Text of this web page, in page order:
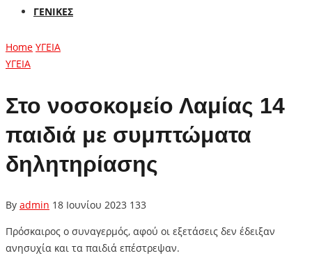
ΓΕΝΙΚΕΣ
Home ΥΓΕΙΑ
ΥΓΕΙΑ
Στο νοσοκομείο Λαμίας 14
παιδιά με συμπτώματα
δηλητηρίασης
By admin 18 Ιουνίου 2023 133
Πρόσκαιρος ο συναγερμός, αφού οι εξετάσεις δεν έδειξαν
ανησυχία και τα παιδιά επέστρεψαν.